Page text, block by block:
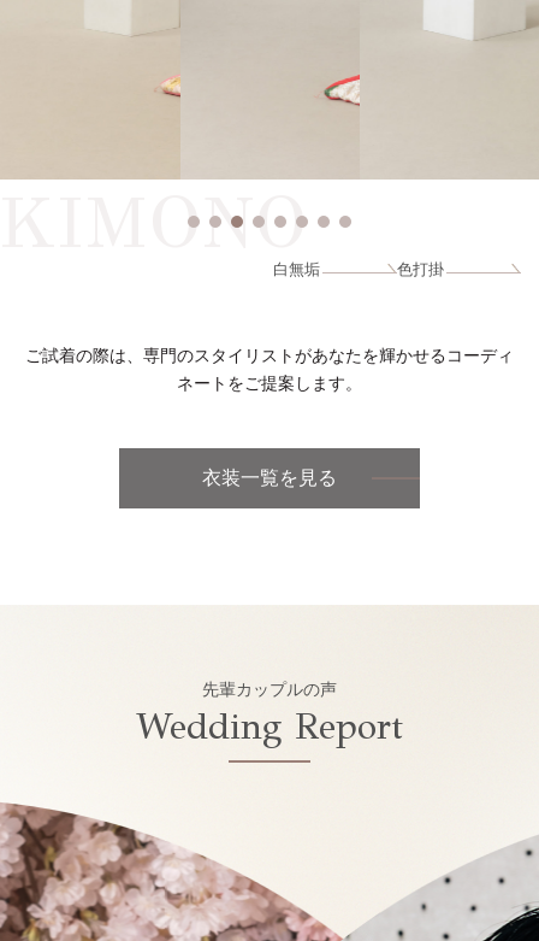
KIMONO
白無垢 色打掛
ご試着の際は、専門のスタイリストがあなたを輝かせるコーディ
ネートをご提案します。
衣装一覧を見る
先輩カップルの声
Wedding Report